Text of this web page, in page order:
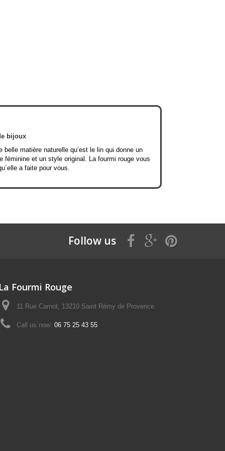
bijoux
matière naturelle qu’est le lin qui donne un
féminine et un style original. La fourmi rouge vous
a faite pour vous.
Follow us
La Fourmi Rouge
11 Rue Carnot, 13210 Saint Rémy de Provence
Call us now: 06 75 25 43 55